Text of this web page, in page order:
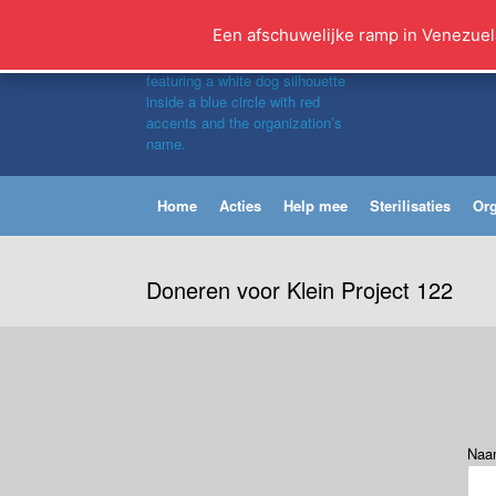
inhoud
Home Acties Help mee Sterilisaties
Doneren voor Klein Project 122
Een afschuwelijke ramp in